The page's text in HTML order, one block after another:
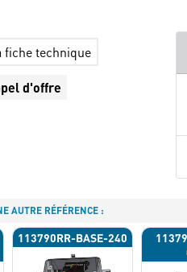
fiche technique
d'offre
AUTRE RÉFÉRENCE :
113790RR-BASE-240